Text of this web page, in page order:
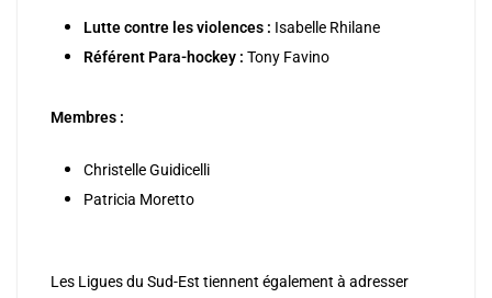
Lutte contre les violences : Isabelle Rhilane
Référent Para-hockey : Tony Favino
Membres :
Christelle Guidicelli
Patricia Moretto
Les Ligues du Sud-Est tiennent également à adresser